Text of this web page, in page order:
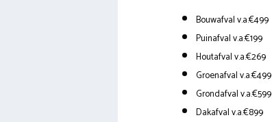
Bouwafval v.a.€499
Puinafval v.a.€199
Houtafval v.a.€269
Groenafval v.a.€499
Grondafval v.a.€599
Dakafval v.a.€899